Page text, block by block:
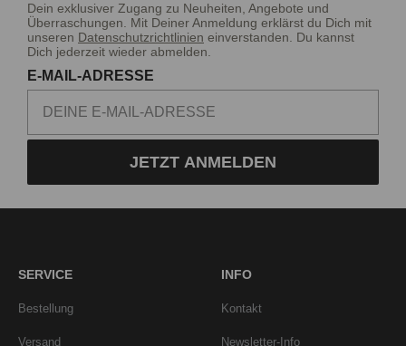
Dein exklusiver Zugang zu Neuheiten, Angebote und
Überraschungen. Mit Deiner Anmeldung erklärst du Dich mit
unseren Datenschutzrichtlinien einverstanden. Du kannst
Dich jederzeit wieder abmelden.
E-MAIL-ADRESSE
JETZT ANMELDEN
SERVICE
Bestellung
Versand
INFO
Kontakt
Newsletter-Info